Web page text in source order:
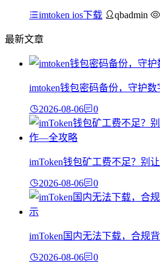
imtoken ios下载 qbadmin
最新文章
imtoken钱包密码备份，守护
2026-08-06 0
imToken钱包矿工费不足？别
2026-08-06 0
imToken国内无法下载，合规
2026-08-06 0